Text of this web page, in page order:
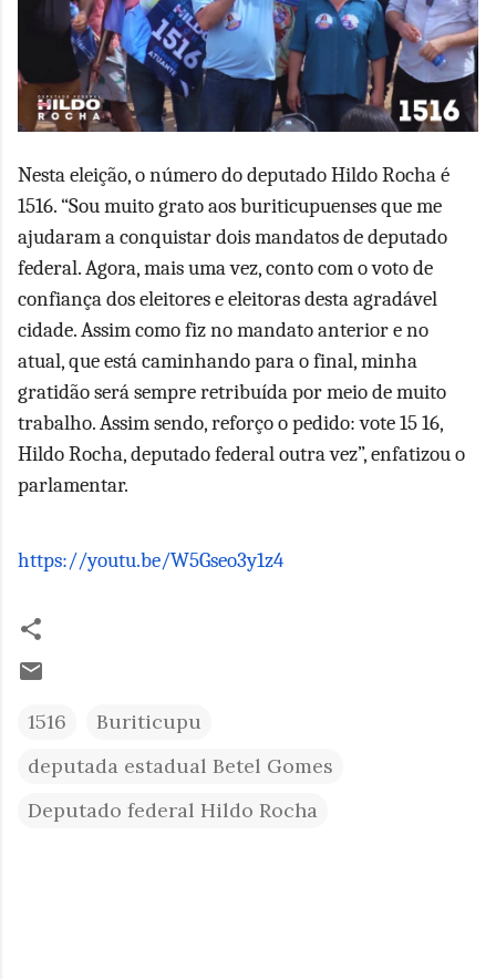
Nesta eleição, o número do deputado Hildo Rocha é
1516. “Sou muito grato aos buriticupuenses que me
ajudaram a conquistar dois mandatos de deputado
federal. Agora, mais uma vez, conto com o voto de
confiança dos eleitores e eleitoras desta agradável
cidade. Assim como fiz no mandato anterior e no
atual, que está caminhando para o final, minha
gratidão será sempre retribuída por meio de muito
trabalho. Assim sendo, reforço o pedido: vote 15 16,
Hildo Rocha, deputado federal outra vez”, enfatizou o
parlamentar.
https://youtu.be/W5Gseo3y1z4
1516
Buriticupu
deputada estadual Betel Gomes
Deputado federal Hildo Rocha